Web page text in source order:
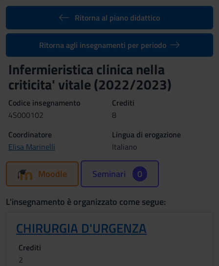
Ritorna al piano didattico
Ritorna agli insegnamenti per periodo
Infermieristica clinica nella
criticita' vitale (2022/2023)
Codice insegnamento
4S000102
Crediti
8
Coordinatore
Elisa Marinelli
Lingua di erogazione
Italiano
Moodle Seminari 0
L'insegnamento è organizzato come segue:
CHIRURGIA D'URGENZA
Crediti
2